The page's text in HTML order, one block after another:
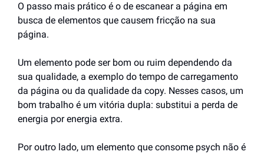
O passo mais prático é o de escanear a página em
busca de elementos que causem fricção na sua
página.
Um elemento pode ser bom ou ruim dependendo da
sua qualidade, a exemplo do tempo de carregamento
da página ou da qualidade da copy. Nesses casos, um
bom trabalho é um vitória dupla: substitui a perda de
energia por energia extra.
Por outro lado, um elemento que consome psych não é